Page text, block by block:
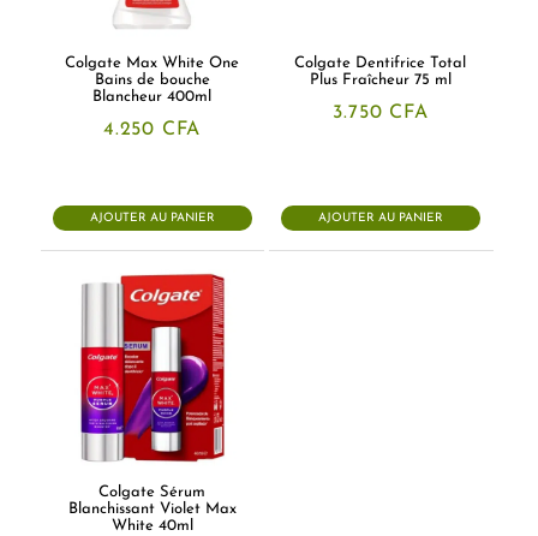
Colgate Max White One
Bains de bouche
Blancheur 400ml
4.250 CFA
AJOUTER AU PANIER
Colgate Dentifrice Total
Plus Fraîcheur 75 ml
3.750 CFA
AJOUTER AU PANIER
Colgate Sérum
Blanchissant Violet Max
White 40ml